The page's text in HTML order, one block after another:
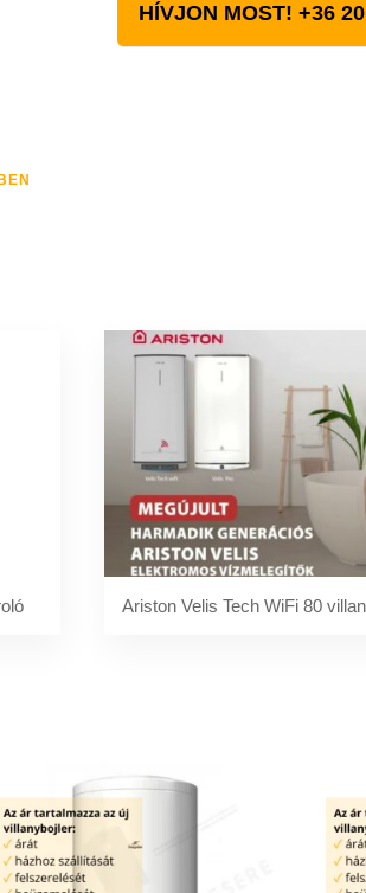
HÍVJON MOST! +36
Ariston Velis Tech WiFi 80